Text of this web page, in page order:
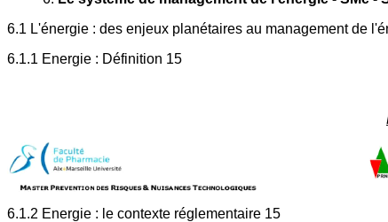
6.1 L'énergie : des enjeux planétaires au management de
6.1.1 Energie : Définition 15
6.1.2 Energie : le contexte réglementaire 15